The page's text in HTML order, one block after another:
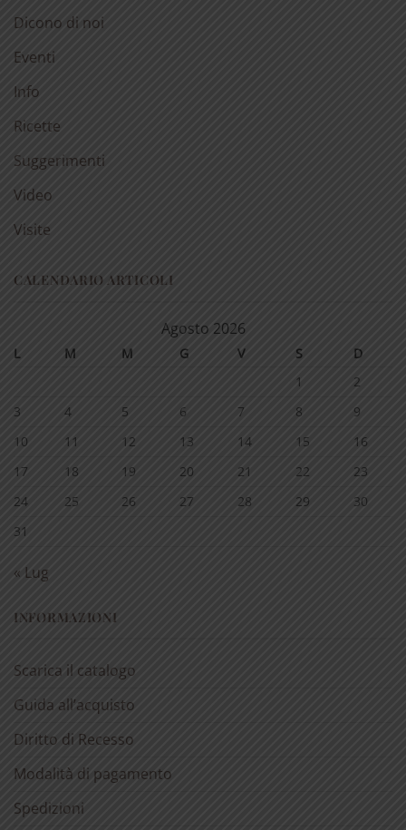
Dicono di noi
Eventi
Info
Ricette
Suggerimenti
Video
Visite
CALENDARIO ARTICOLI
Agosto 2026
L M M G V S
D
1
2
3
4 5 6 7 8
9
10
11 12 13 14 15
16
17
18 19 20 21 22
23
24
25 26 27 28 29
30
31
« Lug
INFORMAZIONI
Scarica il catalogo
Guida all’acquisto
Diritto di Recesso
Modalità di pagamento
Spedizioni